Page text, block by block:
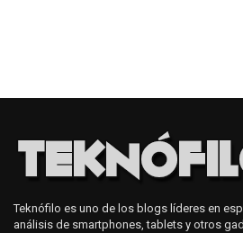
Teknófilo es uno de los blogs líderes en
análisis de smartphones, tablets y otros